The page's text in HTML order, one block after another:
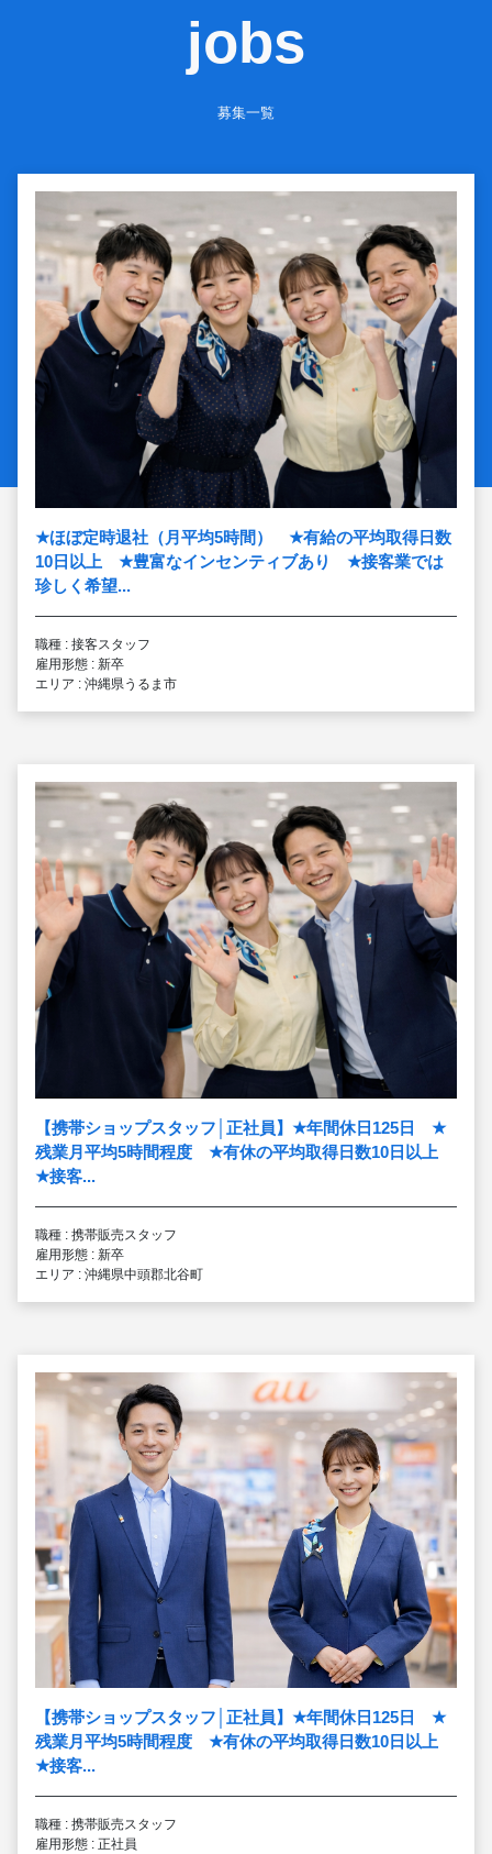
jobs
募集一覧
★ほぼ定時退社（月平均5時間） ★有給の平均取得日数
10日以上 ★豊富なインセンティブあり ★接客業では
珍しく希望...
職種 : 接客スタッフ
雇用形態 : 新卒
エリア : 沖縄県うるま市
【携帯ショップスタッフ│正社員】 ★年間休日125日 ★
残業月平均5時間程度 ★有休の平均取得日数10日以上
★接客...
職種 : 携帯販売スタッフ
雇用形態 : 新卒
エリア : 沖縄県中頭郡北谷町
【携帯ショップスタッフ│正社員】 ★年間休日125日 ★
残業月平均5時間程度 ★有休の平均取得日数10日以上
★接客...
職種 : 携帯販売スタッフ
雇用形態 : 正社員